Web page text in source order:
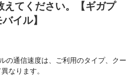
えてください。【ギガプ
イル】
の通信速度は、ご利用のタイプ、クー
なります。